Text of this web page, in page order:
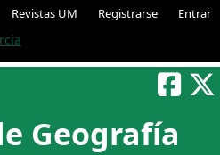
Revistas UM Registrarse Entrar
Geografía